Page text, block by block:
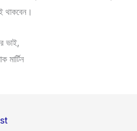
থাকবেন।
ভাই,
মার্টিন